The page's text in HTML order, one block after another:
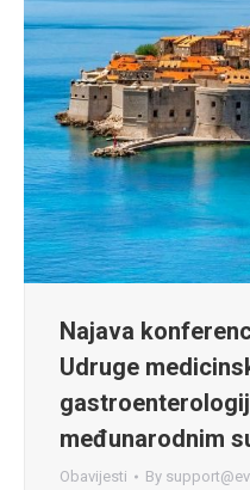
Najava
Udruge
međunarodnim
Obavijesti By